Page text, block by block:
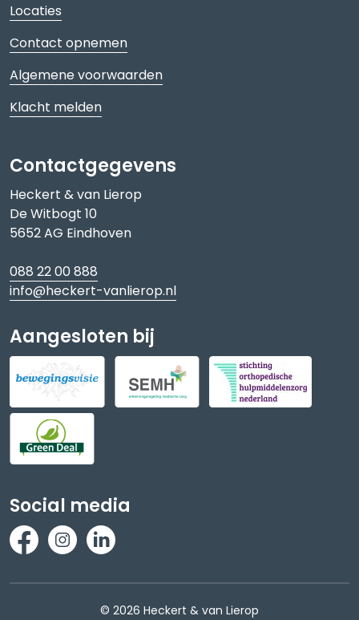
Locaties
Contact opnemen
Algemene voorwaarden
Klacht melden
Contactgegevens
Heckert & van Lierop
De Witbogt 10
5652 AG Eindhoven
088 22 00 888
info@heckert-vanlierop.nl
Aangesloten bij
Social media
© 2026 Heckert & van Lierop